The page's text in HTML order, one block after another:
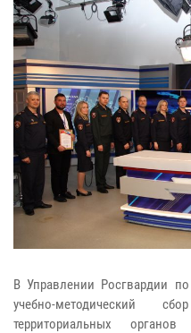
В Управлении Росгвардии по
учебно-методический
территориальных